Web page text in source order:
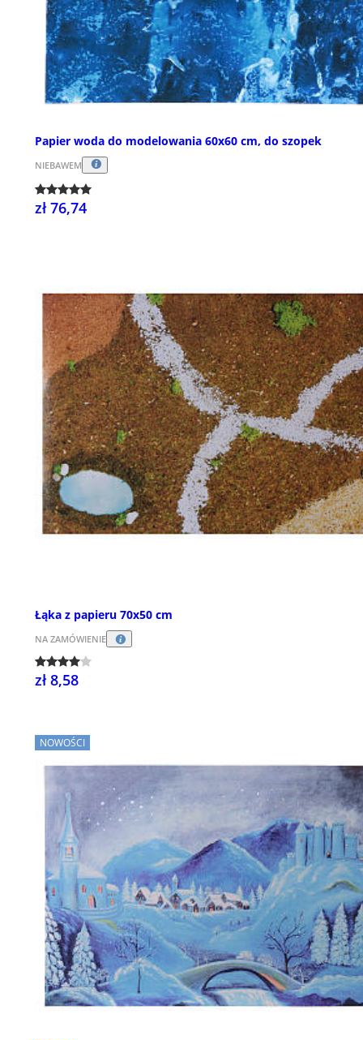
Papier woda do modelowania 60x60 cm, do szopek
NIEBAWEM
zł 76,74
Łąka z papieru 70x50 cm
NA ZAMÓWIENIE
zł 8,58
NOWOŚCI